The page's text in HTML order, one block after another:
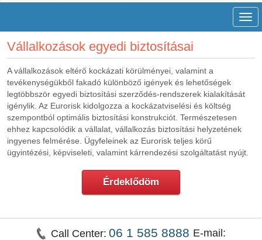
Vállalkozások egyedi biztosításai
A vállalkozások eltérő kockázati körülményei, valamint a
tevékenységükből fakadó különböző igények és lehetőségek
legtöbbször egyedi biztosítási szerződés-rendszerek kialakítását
igénylik. Az Eurorisk kidolgozza a kockázatviselési és költség
szempontból optimális biztosítási konstrukciót. Természetesen
ehhez kapcsolódik a vállalat, vállalkozás biztosítási helyzetének
ingyenes felmérése. Ügyfeleinek az Eurorisk teljes körű
ügyintézési, képviseleti, valamint kárrendezési szolgáltatást nyújt.
Érdeklődöm
Call Center: 06 1 585 8888 E-mail: